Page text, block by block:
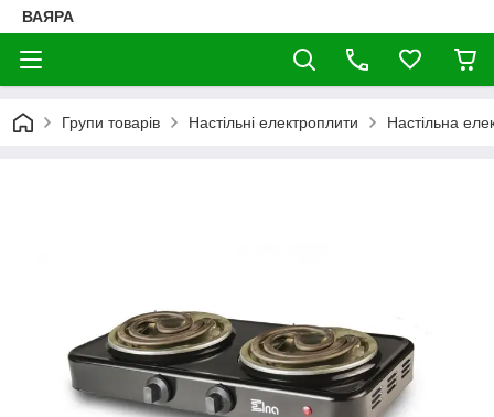
ВАЯРА
Групи товарів Настільні електроплити Настільна